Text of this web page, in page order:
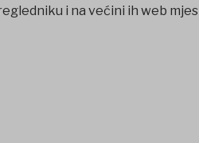
i na većini ih web